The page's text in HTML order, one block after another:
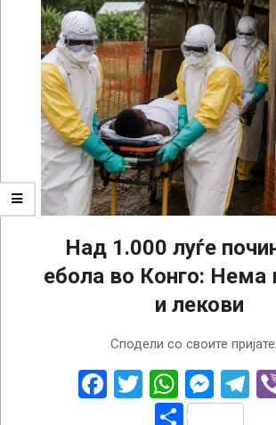
Над 1.000 луѓе
ебола во Конго: Нема
и лекови
Сподели со своите
Facebook
Twitter
Share